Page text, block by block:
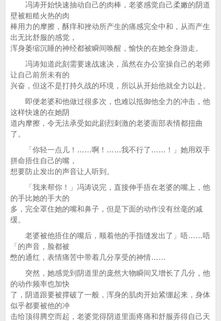
冯涛开始快速抽动自己的肉棒，老婆感觉自己柔嫩的阴道
壁被粗糙火热的肉
棒用力的摩擦，酥痒和挫动所产生的痛感完全中和，从而产生
出无比舒服的感觉，
浑身萎缩沉睡的神经都被瞬间唤醒，愉快的在她全身游走。
冯涛知道此刻需要速战速决，虽然在办公室操自己的老师
让自己前所未有的
兴奋，但这不是打持久战的环境，所以从开始他就全力以赴。
即便老婆和他做过很多次，也难以抵御他全力的冲击，他
这样快速的在她阴
道内摩擦，令无法承受如此剧烈刺激的老婆面部表情都扭曲
了。
「你轻一点儿！……啊！……我不行了……！」她用双手
拼命捂住自己的嘴，
想要防止发出的声音让人听到。
「我来帮你！」冯涛说完，直接伸手捂在老婆的嘴上，他
的手比她的手大的
多，完全罩住她的嘴和鼻子，但是下面的动作没有丝毫的减
缓。
老婆被他捂住的嘴后，顺着他的手指缝发出了」唔……唔
「的声音，脸都被
憋的通红，表情痛苦中带着几分享受的神情……
突然，她感觉到阴道里的庞然大物瞬间又增长了几分，他
的动作频率也加快
了，阴道跟要被撑破了一般，浑身的肌肉开始紧绷起来，身体
似乎都要被他的冲
击给顶得腾空而起，老婆觉得阴道里面疼痛和舒服弄得自己天